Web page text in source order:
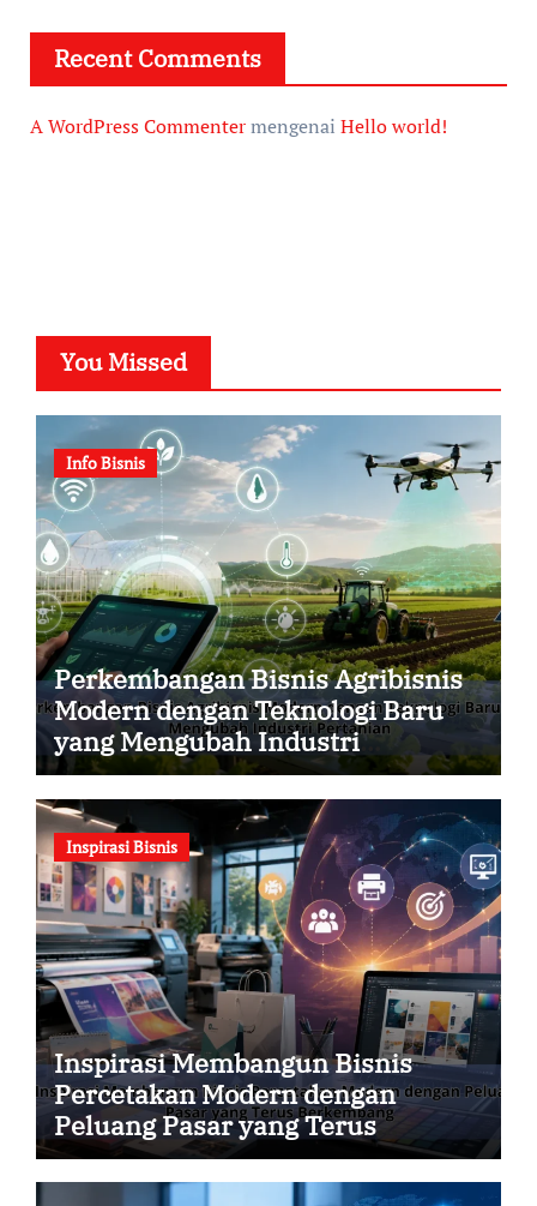
Recent Comments
A WordPress Commentermengenai Hello world!
You Missed
Info Bisnis
Perkembangan Bisnis Agribisnis
Modern dengan Teknologi Baru
yang Mengubah Industri
Pertanian
Inspirasi Bisnis
Inspirasi Membangun Bisnis
Percetakan Modern dengan
Peluang Pasar yang Terus
Berkembang